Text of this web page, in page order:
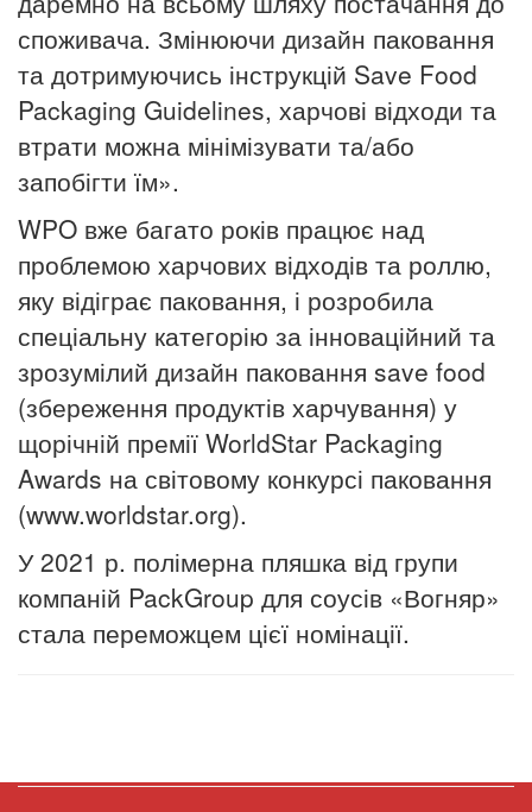
споживача. Змінюючи дизайн паковання
та дотримуючись інструкцій Save Food
Packaging Guidelines, харчові відходи та
втрати можна мінімізувати та/або
запобігти їм».
WPO вже багато років працює над
проблемою харчових відходів та роллю,
яку відіграє паковання, і розробила
спеціальну категорію за інноваційний та
зрозумілий дизайн паковання save food
(збереження продуктів харчування) у
щорічній премії WorldStar Packaging
Awards на світовому конкурсі паковання
(www.worldstar.org).
У 2021 р. полімерна пляшка від групи
компаній PackGroup для соусів «Вогняр»
стала переможцем цієї номінації.